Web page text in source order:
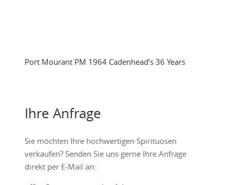
Port Mourant PM 1964 Cadenhead’s 36 Years
Ihre Anfrage
Sie möchten Ihre hochwertigen Spirituosen
verkaufen? Senden Sie uns gerne Ihre Anfrage
direkt per E-Mail an: